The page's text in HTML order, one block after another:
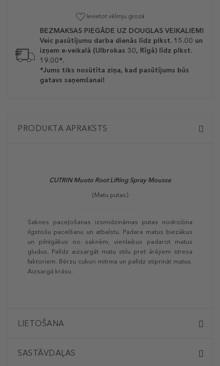
Ievietot vēlmju grozā
BEZMAKSAS PIEGĀDE UZ DOUGLAS VEIKALIEM!
Veic pasūtījumu darba dienās līdz plkst. 15.00 un
izņem e-veikalā (Ulbrokas 30, Rīgā) līdz plkst.
19.00*.
*Jums tiks nosūtīta ziņa, kad pasūtījums būs
gatavs saņemšanai!
PRODUKTA APRAKSTS
CUTRIN Muoto Root Lifting Spray Mousse
(Matu putas)
Saknes paceļošanas izsmidzināmas putas nodrošina
ilgstošu pacelšanu un atbalstu. Padara matus biezākus
un pilnīgākus no saknēm, vienlaikus padarot matus
gludus. Palīdz aizsargāt matu stilu pret ārējiem stresa
faktoriem. Bērzu cukuri mitrina un palīdz stiprināt matus.
Aizsargā krāsu.
LIETOŠANA
SASTĀVDAĻAS